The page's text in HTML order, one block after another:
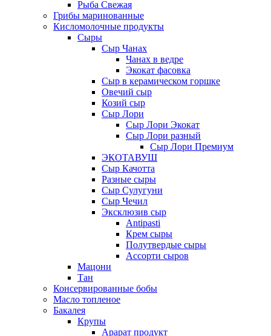
Рыба Свежая
Грибы маринованные
Кисломолочные продукты
Сыры
Сыр Чанах
Чанах в ведре
Экокат фасовка
Сыр в керамическом горшке
Овечий сыр
Козий сыр
Сыр Лори
Сыр Лори Экокат
Сыр Лори разный
Сыр Лори Премиум
ЭКОТАВУШ
Сыр Качотта
Разные сыры
Сыр Сулугуни
Сыр Чечил
Эксклюзив сыр
Antipasti
Крем сыры
Полутвердые сыры
Ассорти сыров
Мацони
Тан
Консервированные бобы
Масло топленое
Бакалея
Крупы
Арарат продукт